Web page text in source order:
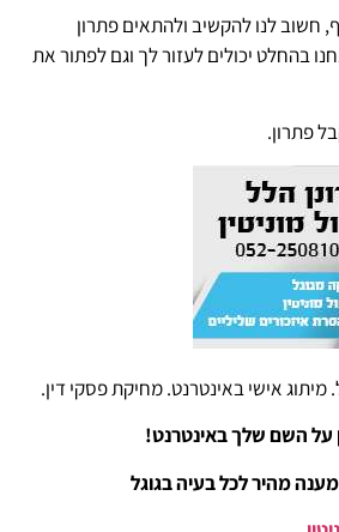
חשוב לנו להקשיב ולהתאים פתרון
בהחלט יכולים לעזור לך וגם לפתור את
פתרון.
מיתוג אישי באינטרנט. מחיקת פסקי דין.
על השם שלך באינטרנט!
מהיר לכל בעיה בגוגל